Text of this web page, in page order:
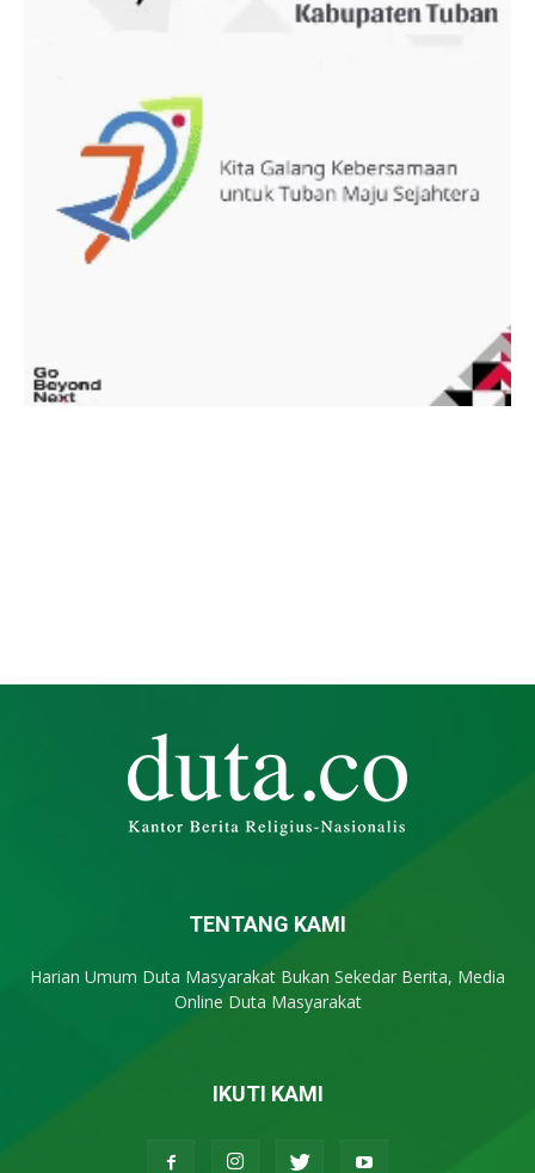
TENTANG KAMI
Harian Umum Duta Masyarakat Bukan Sekedar Berita, Media
Online Duta Masyarakat
IKUTI KAMI